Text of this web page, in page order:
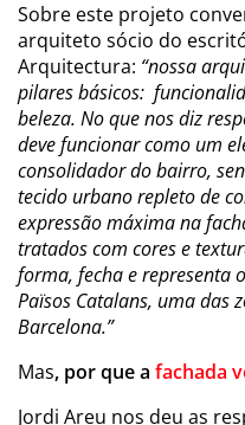
Sobre este projeto
arquiteto sócio do
Arquitectura: “nossa
pilares básicos:
beleza. No que nos diz
deve funcionar como um
consolidador do bairro,
tecido urbano repleto de
expressão máxima na
tratados com cores e
forma, fecha e representa
Països Catalans, uma das
Barcelona.”
Mas, por que a fachada
Jordi Areu nos deu as